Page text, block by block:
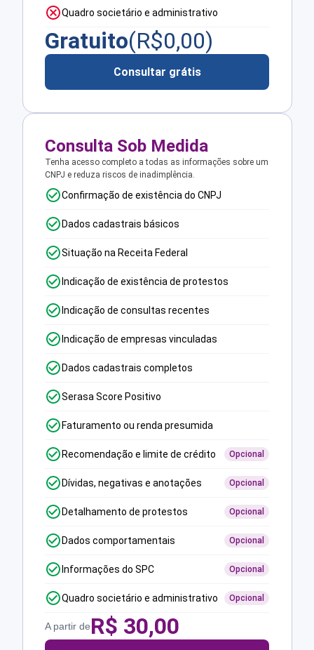
Quadro societário e administrativo
Gratuito(R$0,00)
Consultar grátis
Consulta Sob Medida
Tenha acesso completo a todas as informações sobre um
CNPJ e reduza riscos de inadimplência.
Confirmação de existência do CNPJ
Dados cadastrais básicos
Situação na Receita Federal
Indicação de existência de protestos
Indicação de consultas recentes
Indicação de empresas vinculadas
Dados cadastrais completos
Serasa Score Positivo
Faturamento ou renda presumida
Recomendação e limite de crédito Opcional
Dívidas, negativas e anotações Opcional
Detalhamento de protestos Opcional
Dados comportamentais Opcional
Informações do SPC Opcional
Quadro societário e administrativo Opcional
A partir deR$ 30,00